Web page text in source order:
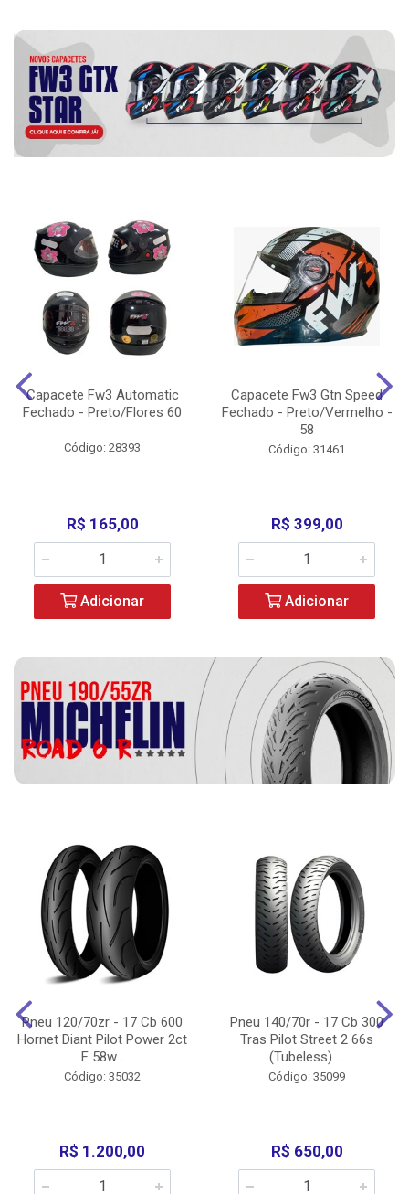
Capacete Fw3 Automatic
Fechado - Preto/Flores 60
Código: 28393
R$ 165,00
Adicionar
Capacete Fw3 Gtn Speed
Fechado - Preto/Vermelho -
58
Código: 31461
R$ 399,00
Adicionar
Pneu 120/70zr - 17 Cb 600
Hornet Diant Pilot Power 2ct
F 58w...
Código: 35032
R$ 1.200,00
Pneu 140/70r - 17 Cb 300
Tras Pilot Street 2 66s
(Tubeless) ...
Código: 35099
R$ 650,00